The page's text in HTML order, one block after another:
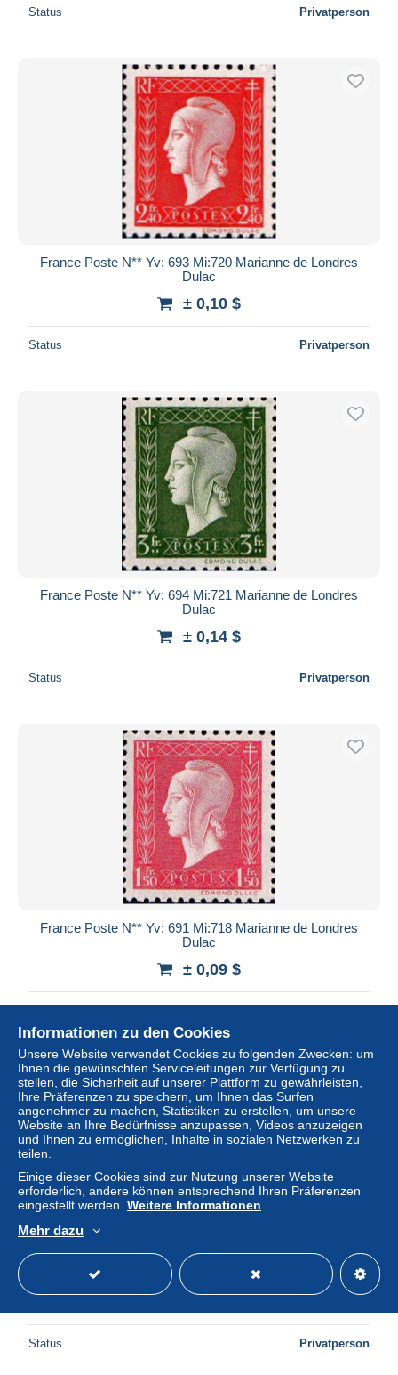
Status Privatperson
France Poste N** Yv: 693 Mi:720 Marianne de Londres
Dulac
± 0,10 $
Status Privatperson
France Poste N** Yv: 694 Mi:721 Marianne de Londres
Dulac
± 0,14 $
Status Privatperson
France Poste N** Yv: 691 Mi:718 Marianne de Londres
Dulac
± 0,09 $
France Poste N** Yv: 701 Mi:728 Marianne de Londres
Status Privatperson
Informationen zu den Cookies
Unsere Website verwendet Cookies zu folgenden Zwecken: um
Ihnen die gewünschten Serviceleitungen zur Verfügung zu
stellen, die Sicherheit auf unserer Plattform zu gewährleisten,
Ihre Präferenzen zu speichern, um Ihnen das Surfen
angenehmer zu machen, Statistiken zu erstellen, um unsere
Website an Ihre Bedürfnisse anzupassen, Videos anzuzeigen
und Ihnen zu ermöglichen, Inhalte in sozialen Netzwerken zu
teilen.
Einige dieser Cookies sind zur Nutzung unserer Website
erforderlich, andere können entsprechend Ihren Präferenzen
eingestellt werden. Weitere Informationen
Mehr dazu